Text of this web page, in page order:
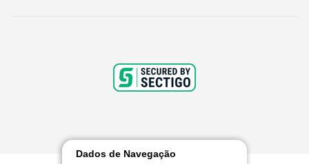
Dados de Navegação